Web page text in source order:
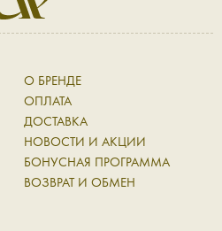
О БРЕНДЕ
ОПЛАТА
ДОСТАВКА
НОВОСТИ И АКЦИИ
БОНУСНАЯ ПРОГРАММА
ВОЗВРАТ И ОБМЕН